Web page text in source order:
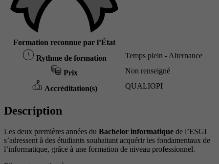
Formation reconnue par l’État
Rythme de formation Temps plein - Alternance
Prix Non renseigné
Accréditation(s) QUALIOPI
Description
Les deux premières années du Bachelor informatique de l’ESGI
s’adressent à des étudiants souhaitant acquérir les fondamentaux de
l’informatique, grâce à une formation de niveau professionnel.